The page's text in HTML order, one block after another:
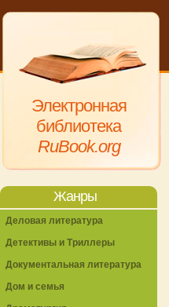
Электронная
библиотека
RuBook.org
Жанры
Деловая литература
Детективы и Триллеры
Документальная литература
Дом и семья